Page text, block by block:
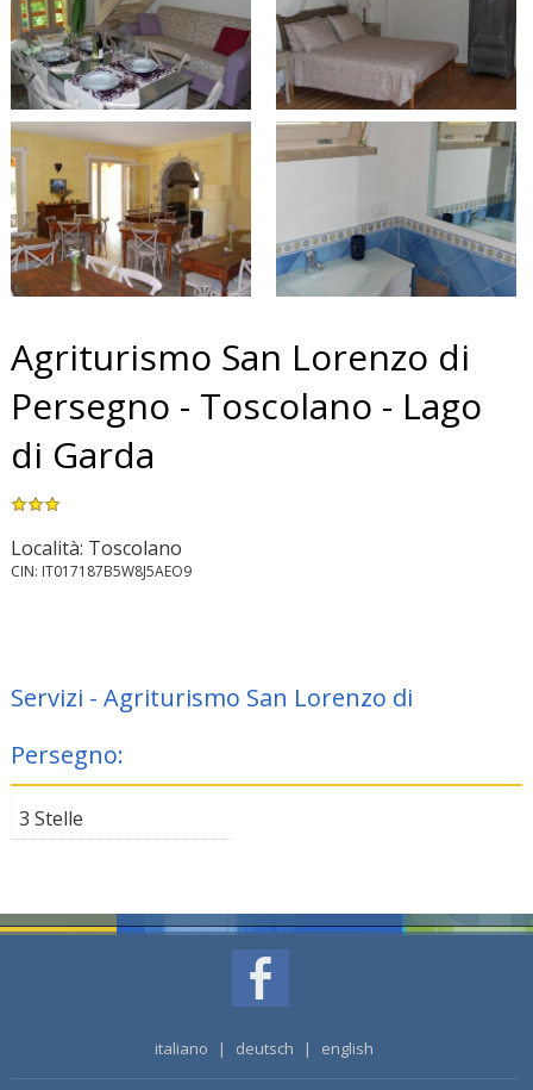
Agriturismo San Lorenzo di
Persegno - Toscolano - Lago
di Garda
Località: Toscolano
CIN: IT017187B5W8J5AEO9
Servizi - Agriturismo San Lorenzo di
Persegno:
3 Stelle
italiano | deutsch | english